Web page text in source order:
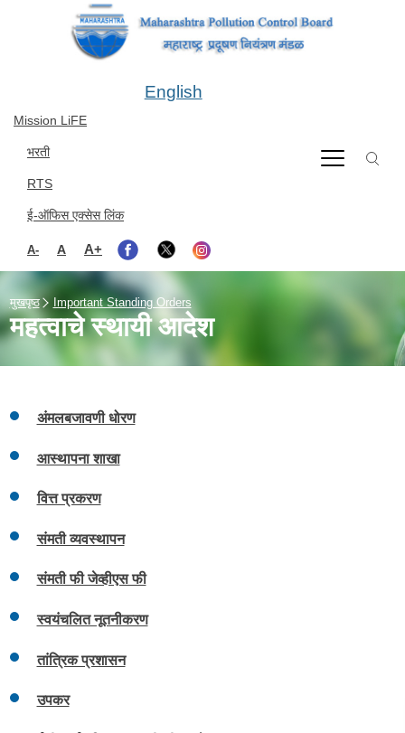
Mission LiFE
भरती
RTS
ई-ऑफिस एक्सेस लिंक
A- A A+
English
मुखपृष्ठ Important Standing Orders
महत्वाचे स्थायी आदेश
अंमलबजावणी धोरण
आस्थापना शाखा
वित्त प्रकरण
संमती व्यवस्थापन
संमती फी जेव्हीएस फी
स्वयंचलित नूतनीकरण
तांत्रिक प्रशासन
उपकर